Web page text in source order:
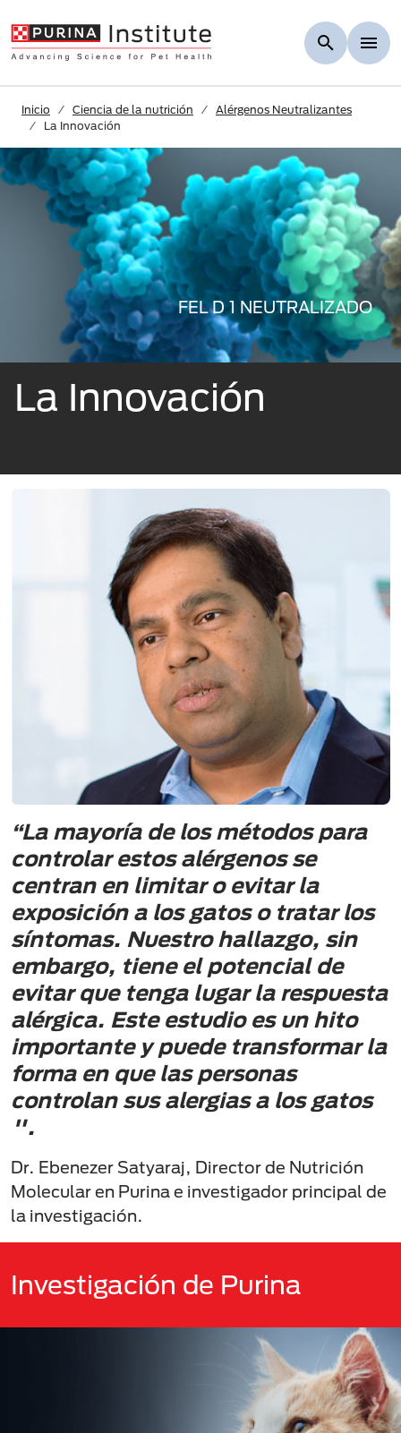
Inicio Ciencia de la nutrición
Alérgenos Neutralizantes
La Innovación
FEL D 1 NEUTRALIZADO
La Innovación
“La mayoría de los métodos para
controlar estos alérgenos se
centran en limitar o evitar la
exposición a los gatos o tratar los
síntomas. Nuestro hallazgo, sin
embargo, tiene el potencial de
evitar que tenga lugar la respuesta
alérgica. Este estudio es un hito
importante y puede transformar la
forma en que las personas
controlan sus alergias a los gatos
".
Dr. Ebenezer Satyaraj, Director de Nutrición
Molecular en Purina e investigador principal de
la investigación.
Investigación de Purina